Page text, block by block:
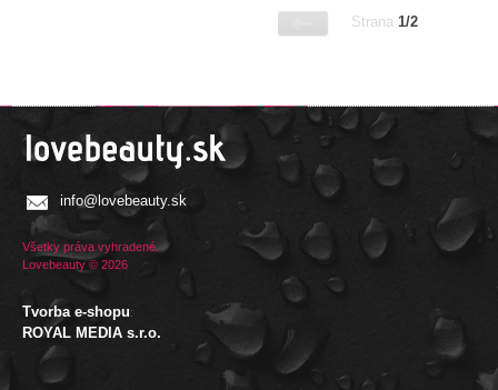
Strana 1/2
info@lovebeauty.sk
Všetky práva vyhradené.
Lovebeauty © 2026
Tvorba e-shopu:
ROYAL MEDIA s.r.o.